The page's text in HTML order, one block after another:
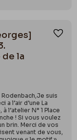
la
Rodenbach,Je suis
l’air d’une La
l’atelier N° 1 Place
! Si vous voulez
brin. Merci de vos
venant de vous,